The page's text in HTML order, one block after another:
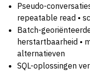
Pseudo-
repeatable read •
Batch-
herstartbaarheid •
alternatieven
SQL-oplossingen